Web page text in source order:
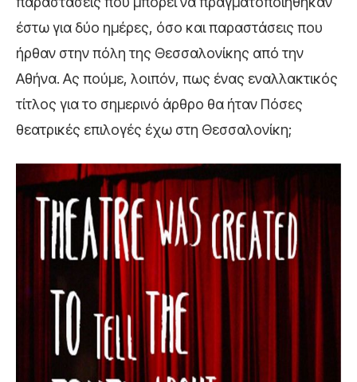
έστω για δύο ημέρες, όσο και παραστάσεις που
ήρθαν στην πόλη της Θεσσαλονίκης από την
Αθήνα. Ας πούμε, λοιπόν, πως ένας εναλλακτικός
τίτλος για το σημερινό άρθρο θα ήταν Πόσες
θεατρικές επιλογές έχω στη Θεσσαλονίκη;